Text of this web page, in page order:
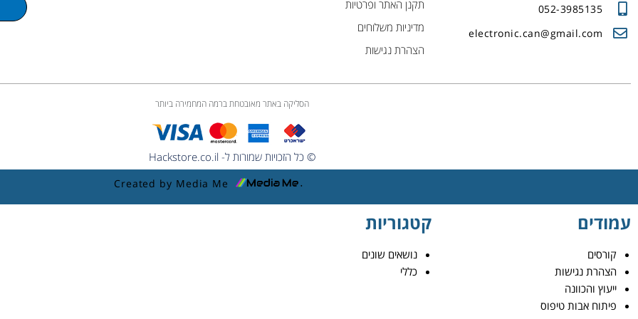
052-3985135
electronic.can@gmail.com
תקנן האתר ופרטיות
מדיניות משלוחים
הצהרת נגישות
הסליקה באתר מאובטחת ברמה המחמירה ביותר
© כל הזכויות שמורות ל- Hackstore.co.il
Created by Media Me
עמודים
קורסים
הצהרת נגישות
ייעוץ והכוונה
פיתוח אבות טיפוס
קטגוריות
נושאים שונים
כללי